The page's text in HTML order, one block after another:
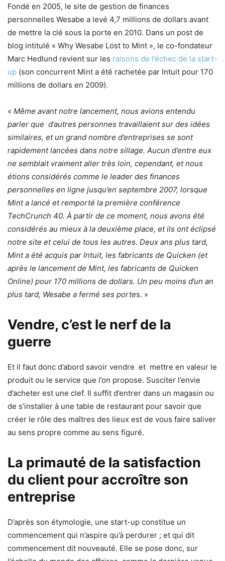
Fondé en 2005, le site de gestion de finances
personnelles Wesabe a levé 4,7 millions de dollars avant
de mettre la clé sous la porte en 2010. Dans un post de
blog intitulé « Why Wesabe Lost to Mint », le co-fondateur
Marc Hedlund revient sur les raisons de l’échec de la start-
up (son concurrent Mint a été rachetée par Intuit pour 170
millions de dollars en 2009).
« Même avant notre lancement, nous avions entendu
parler que d’autres personnes travaillaient sur des idées
similaires, et un grand nombre d’entreprises se sont
rapidement lancées dans notre sillage. Aucun d’entre eux
ne semblait vraiment aller très loin, cependant, et nous
étions considérés comme le leader des finances
personnelles en ligne jusqu’en septembre 2007, lorsque
Mint a lancé et remporté la première conférence
TechCrunch 40. À partir de ce moment, nous avons été
considérés au mieux à la deuxième place, et ils ont éclipsé
notre site et celui de tous les autres. Deux ans plus tard,
Mint a été acquis par Intuit, les fabricants de Quicken (et
après le lancement de Mint, les fabricants de Quicken
Online) pour 170 millions de dollars. Un peu moins d’un an
plus tard, Wesabe a fermé ses portes. »
Vendre, c’est le nerf de la
guerre
Et il faut donc d’abord savoir vendre et mettre en valeur le
produit ou le service que l’on propose. Susciter l’envie
d’acheter est une clef. Il suffit d’entrer dans un magasin ou
de s’installer à une table de restaurant pour savoir que
créer le rôle des maîtres des lieux est de vous faire saliver
au sens propre comme au sens figuré.
La primauté de la satisfaction
du client pour accroître son
entreprise
D’après son étymologie, une start-up constitue un
commencement qui n’aspire qu’à perdurer ; et qui dit
commencement dit nouveauté. Elle se pose donc, sur